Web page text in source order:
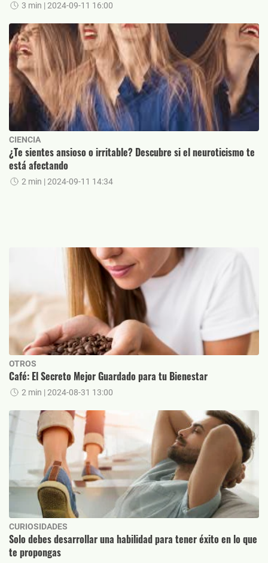
3 min | 2024-09-11 16:00
CIENCIA
¿Te sientes ansioso o irritable? Descubre si el neuroticismo te
está afectando
2 min | 2024-09-11 14:34
OTROS
Café: El Secreto Mejor Guardado para tu Bienestar
2 min | 2024-08-31 13:00
CURIOSIDADES
Solo debes desarrollar una habilidad para tener éxito en lo que
te propongas